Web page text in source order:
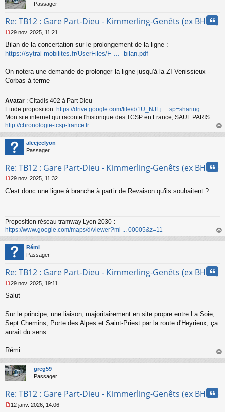
Passager
Re: TB12 : Gare Part-Dieu - Kimmerling-Genêts (ex BHNS)
e
s
g
e
l
u
29 nov. 2025, 11:21
Bilan de la concertation sur le prolongement de la ligne :
https://sytral-mobilites.fr/UserFiles/F ... -bilan.pdf
On notera une demande de prolonger la ligne jusqu'à la ZI Venissieux -
Corbas à terme
Avatar : Citadis 402 à Part Dieu
Etude proposition: https://drive.google.com/file/d/1U_NJEj ... sp=sharing
Mon site internet qui raconte l'historique des TCSP en France, SAUF PARIS :
http://chronologie-tcsp-france.fr
au
alecjcclyon
Passager
Re: TB12 : Gare Part-Dieu - Kimmerling-Genêts (ex BHNS)
e
g
e
n
o
n
l
29 nov. 2025, 11:32
C'est donc une ligne à branche à partir de Revaison qu'ils souhaitent ?
Proposition réseau tramway Lyon 2030 :
https://www.google.com/maps/d/viewer?mi ... 00005&z=11
au
Rémi
Passager
Re: TB12 : Gare Part-Dieu - Kimmerling-Genêts (ex BHNS)
e
s
g
e
o
n
l
u
29 nov. 2025, 19:11
Salut
Sur le principe, une liaison, majoritairement en site propre entre La Soie,
Sept Chemins, Porte des Alpes et Saint-Priest par la route d'Heyrieux, ça
aurait du sens.
Rémi
au
greg59
Passager
Re: TB12 : Gare Part-Dieu - Kimmerling-Genêts (ex BHNS)
12 janv. 2026, 14:06